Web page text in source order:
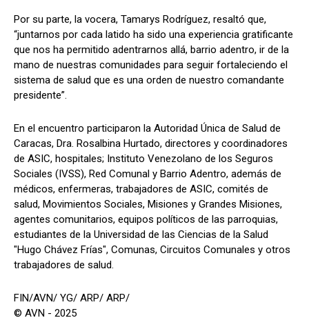
Por su parte, la vocera, Tamarys Rodríguez, resaltó que,
“juntarnos por cada latido ha sido una experiencia gratificante
que nos ha permitido adentrarnos allá, barrio adentro, ir de la
mano de nuestras comunidades para seguir fortaleciendo el
sistema de salud que es una orden de nuestro comandante
presidente”.
En el encuentro participaron la Autoridad Única de Salud de
Caracas, Dra. Rosalbina Hurtado, directores y coordinadores
de ASIC, hospitales; Instituto Venezolano de los Seguros
Sociales (IVSS), Red Comunal y Barrio Adentro, además de
médicos, enfermeras, trabajadores de ASIC, comités de
salud, Movimientos Sociales, Misiones y Grandes Misiones,
agentes comunitarios, equipos políticos de las parroquias,
estudiantes de la Universidad de las Ciencias de la Salud
"Hugo Chávez Frías", Comunas, Circuitos Comunales y otros
trabajadores de salud.
FIN/AVN/ YG/ ARP/ ARP/
© AVN - 2025